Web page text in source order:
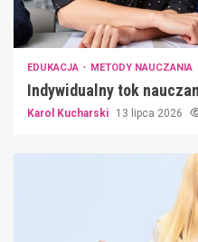
EDUKACJA METODY NAUCZANIA
Indywidualny tok
Karol Kucharski 13 lipca 2026